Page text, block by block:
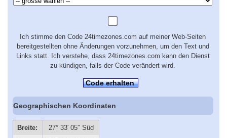
Ich stimme den Code 24timezones.com auf meiner Web-Seiten
bereitgestellten ohne Änderungen vorzunehmen, um den Text und
Links statt. Ich verstehe, dass 24timezones.com kann den Dienst
zu kündigen, falls der Code verändert wird.
Code erhalten
Geographischen Koordinaten
Breite:
27° 33′ 05″ Süd